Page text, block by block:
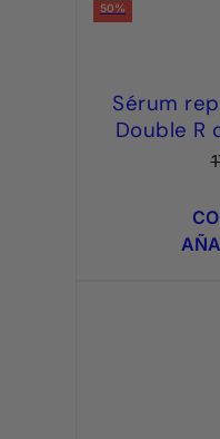
50%
Sérum
Double R